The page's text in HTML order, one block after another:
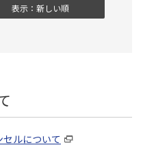
表示：新しい順
ルについて